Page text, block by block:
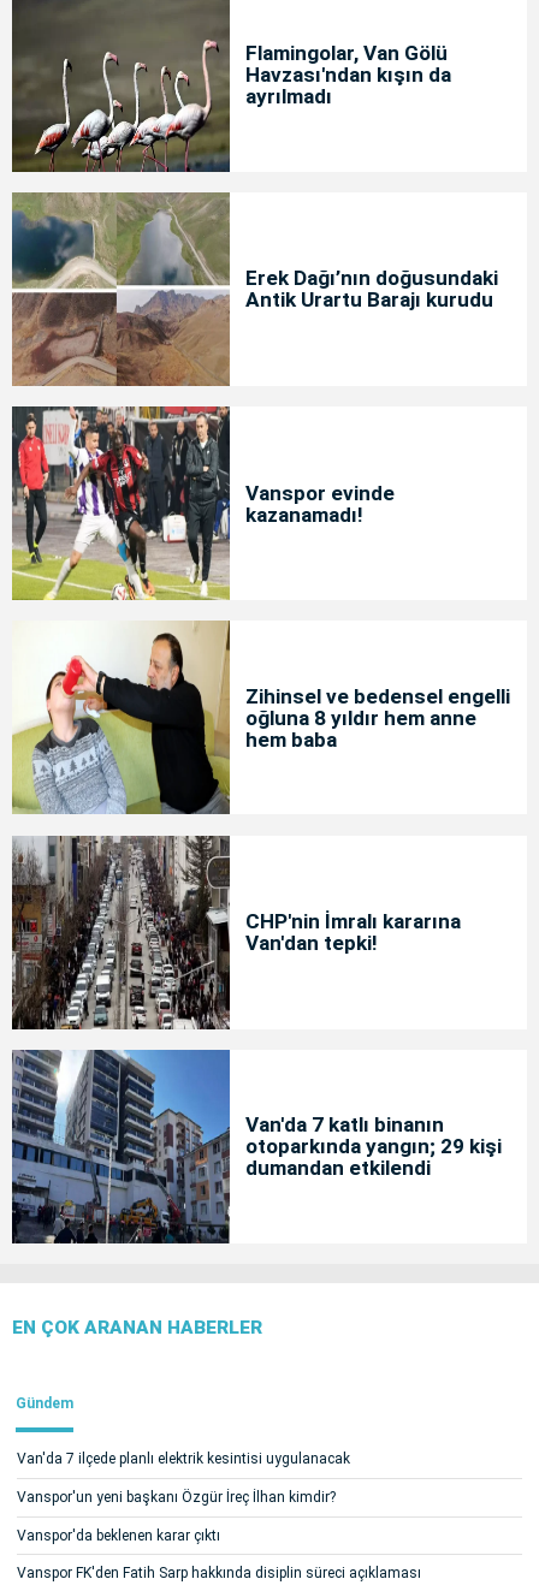
Flamingolar, Van Gölü
Havzası'ndan kışın da
ayrılmadı
Erek Dağı’nın doğusundaki
Antik Urartu Barajı kurudu
Vanspor evinde
kazanamadı!
Zihinsel ve bedensel engelli
oğluna 8 yıldır hem anne
hem baba
CHP'nin İmralı kararına
Van'dan tepki!
Van'da 7 katlı binanın
otoparkında yangın; 29 kişi
dumandan etkilendi
EN ÇOK ARANAN HABERLER
Gündem
Van'da 7 ilçede planlı elektrik kesintisi uygulanacak
Vanspor'un yeni başkanı Özgür İreç İlhan kimdir?
Vanspor'da beklenen karar çıktı
Vanspor FK'den Fatih Sarp hakkında disiplin süreci açıklaması